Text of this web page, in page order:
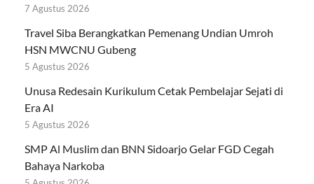
7 Agustus 2026
Travel Siba Berangkatkan Pemenang Undian Umroh
HSN MWCNU Gubeng
5 Agustus 2026
Unusa Redesain Kurikulum Cetak Pembelajar Sejati di
Era AI
5 Agustus 2026
SMP Al Muslim dan BNN Sidoarjo Gelar FGD Cegah
Bahaya Narkoba